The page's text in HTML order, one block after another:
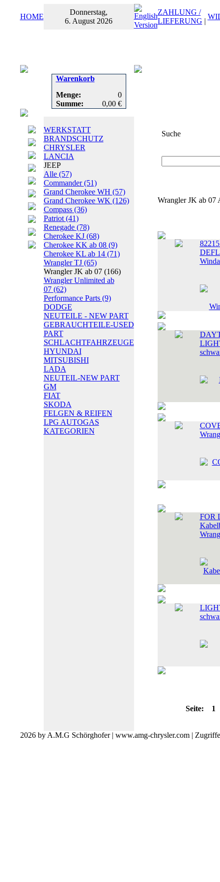
HOME
Donnerstag,
6. August 2026
ZAHLUNG /
LIEFERUNG |
Warenkorb
Menge:
0
Summe:
0,00 €
WERKSTATT
BRANDSCHUTZ
CHRYSLER
LANCIA
JEEP
Alle (57)
Commander(51)
Grand Cherokee WH (57)
Grand Cherokee WK (126)
Compass (36)
Patriot (41)
Renegade (78)
Cherokee KJ (68)
Cherokee KK ab 08 (9)
Cherokee KL ab 14 (71)
Wrangler TJ (65)
Wrangler JK ab 07 (166)
Wrangler Unlimited ab
07 (62)
Performance Parts (9)
DODGE
NEUTEILE - NEW PART
GEBRAUCHTEILE-USED
PART
SCHLACHTFAHRZEUGE
HYUNDAI
MITSUBISHI
LADA
NEUTEIL-NEW PART
GM
FIAT
SKODA
FELGEN & REIFEN
LPG AUTOGAS
KATEGORIEN
Suche
Wrangler JK ab 07
FOR
Seite: 1
2026 by A.M.G Schörghofer | www.amg-chrysler.com |